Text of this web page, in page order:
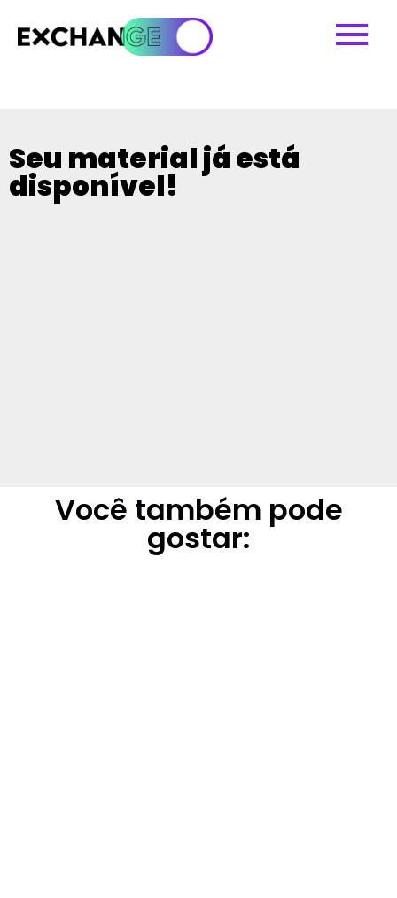
Seu material já está
disponível!
Você também pode
gostar: